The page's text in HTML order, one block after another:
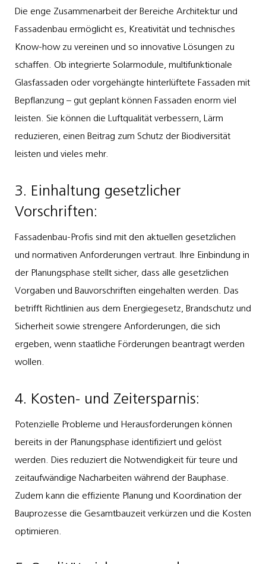
Die enge Zusammenarbeit der Bereiche Architektur und
Fassadenbau ermöglicht es, Kreativität und technisches
Know-how zu vereinen und so innovative Lösungen zu
schaffen. Ob integrierte Solarmodule, multifunktionale
Glasfassaden oder vorgehängte hinterlüftete Fassaden mit
Bepflanzung – gut geplant können Fassaden enorm viel
leisten. Sie können die Luftqualität verbessern, Lärm
reduzieren, einen Beitrag zum Schutz der Biodiversität
leisten und vieles mehr.
3. Einhaltung gesetzlicher
Vorschriften:
Fassadenbau-Profis sind mit den aktuellen gesetzlichen
und normativen Anforderungen vertraut. Ihre Einbindung in
der Planungsphase stellt sicher, dass alle gesetzlichen
Vorgaben und Bauvorschriften eingehalten werden. Das
betrifft Richtlinien aus dem Energiegesetz, Brandschutz und
Sicherheit sowie strengere Anforderungen, die sich
ergeben, wenn staatliche Förderungen beantragt werden
wollen.
4. Kosten- und Zeitersparnis:
Potenzielle Probleme und Herausforderungen können
bereits in der Planungsphase identifiziert und gelöst
werden. Dies reduziert die Notwendigkeit für teure und
zeitaufwändige Nacharbeiten während der Bauphase.
Zudem kann die effiziente Planung und Koordination der
Bauprozesse die Gesamtbauzeit verkürzen und die Kosten
optimieren.